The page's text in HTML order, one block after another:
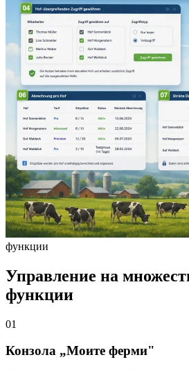
функции
Управление на
функции
01
Конзола „Моите ферми"